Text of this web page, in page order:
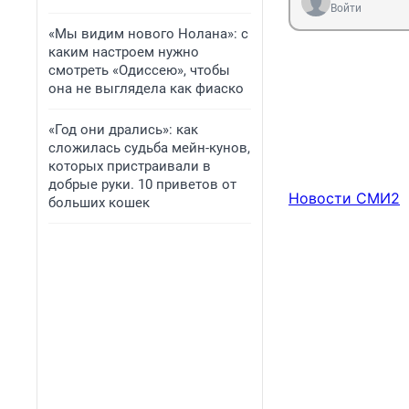
«Мы видим нового Нолана»: с
каким настроем нужно
смотреть «Одиссею», чтобы
она не выглядела как фиаско
«Год они дрались»: как
сложилась судьба мейн-кунов,
которых пристраивали в
добрые руки. 10 приветов от
больших кошек
Войти
Новости СМИ2